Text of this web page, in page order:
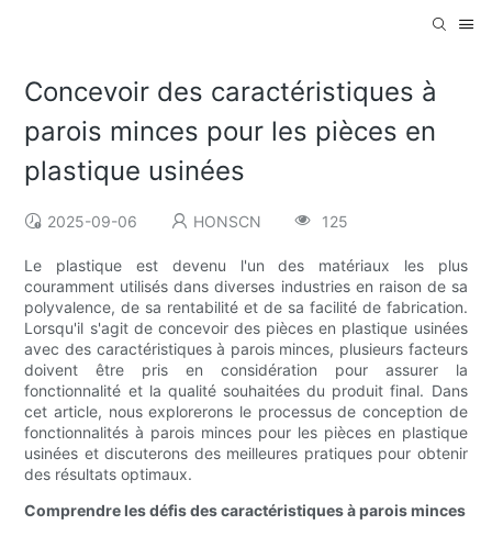
Concevoir des caractéristiques à
parois minces pour les pièces en
plastique usinées
2025-09-06 HONSCN 125
Le plastique est devenu l'un des matériaux les plus
couramment utilisés dans diverses industries en raison de sa
polyvalence, de sa rentabilité et de sa facilité de fabrication.
Lorsqu'il s'agit de concevoir des pièces en plastique usinées
avec des caractéristiques à parois minces, plusieurs facteurs
doivent être pris en considération pour assurer la
fonctionnalité et la qualité souhaitées du produit final. Dans
cet article, nous explorerons le processus de conception de
fonctionnalités à parois minces pour les pièces en plastique
usinées et discuterons des meilleures pratiques pour obtenir
des résultats optimaux.
Comprendre les défis des caractéristiques à parois minces